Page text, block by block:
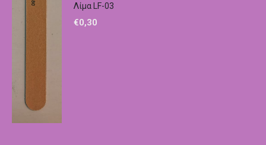
Λίμα LF-03
€0,30